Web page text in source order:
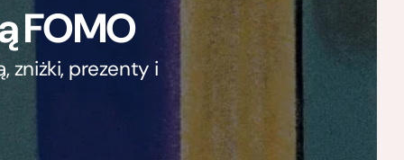
FOMO
zniżki, prezenty i